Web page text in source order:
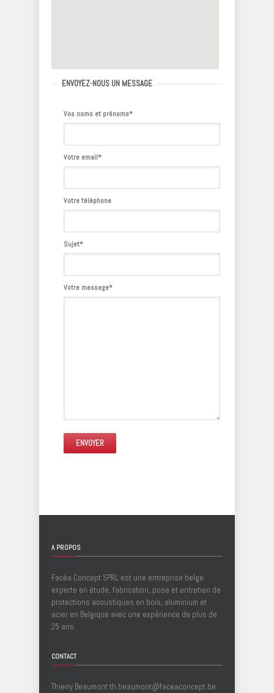
ENVOYEZ-NOUS UN MESSAGE
Vos noms et prénoms*
Votre email*
Votre téléphone
Sujet*
Votre message*
A PROPOS
Facéa Concept SPRL est une entreprise belge
experte en étude, fabrication, pose et entretien de
protections acoustiques en bois, aluminium et
acier en Belgique avec une expérience de plus de
25 ans.
CONTACT
Thierry Beaumontth.beaumont@faceaconcept.be